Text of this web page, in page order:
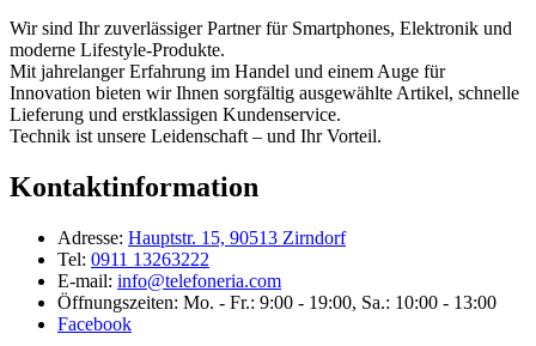
Wir sind Ihr zuverlässiger Partner für Smartphones, Elektronik und
moderne Lifestyle-Produkte.
Mit jahrelanger Erfahrung im Handel und einem Auge für
Innovation bieten wir Ihnen sorgfältig ausgewählte Artikel, schnelle
Lieferung und erstklassigen Kundenservice.
Technik ist unsere Leidenschaft – und Ihr Vorteil.
Kontaktinformation
Adresse: Hauptstr. 15, 90513 Zirndorf
Tel: 0911 13263222
E-mail: info@telefoneria.com
Öffnungszeiten: Mo. - Fr.: 9:00 - 19:00, Sa.: 10:00 - 13:00
Facebook